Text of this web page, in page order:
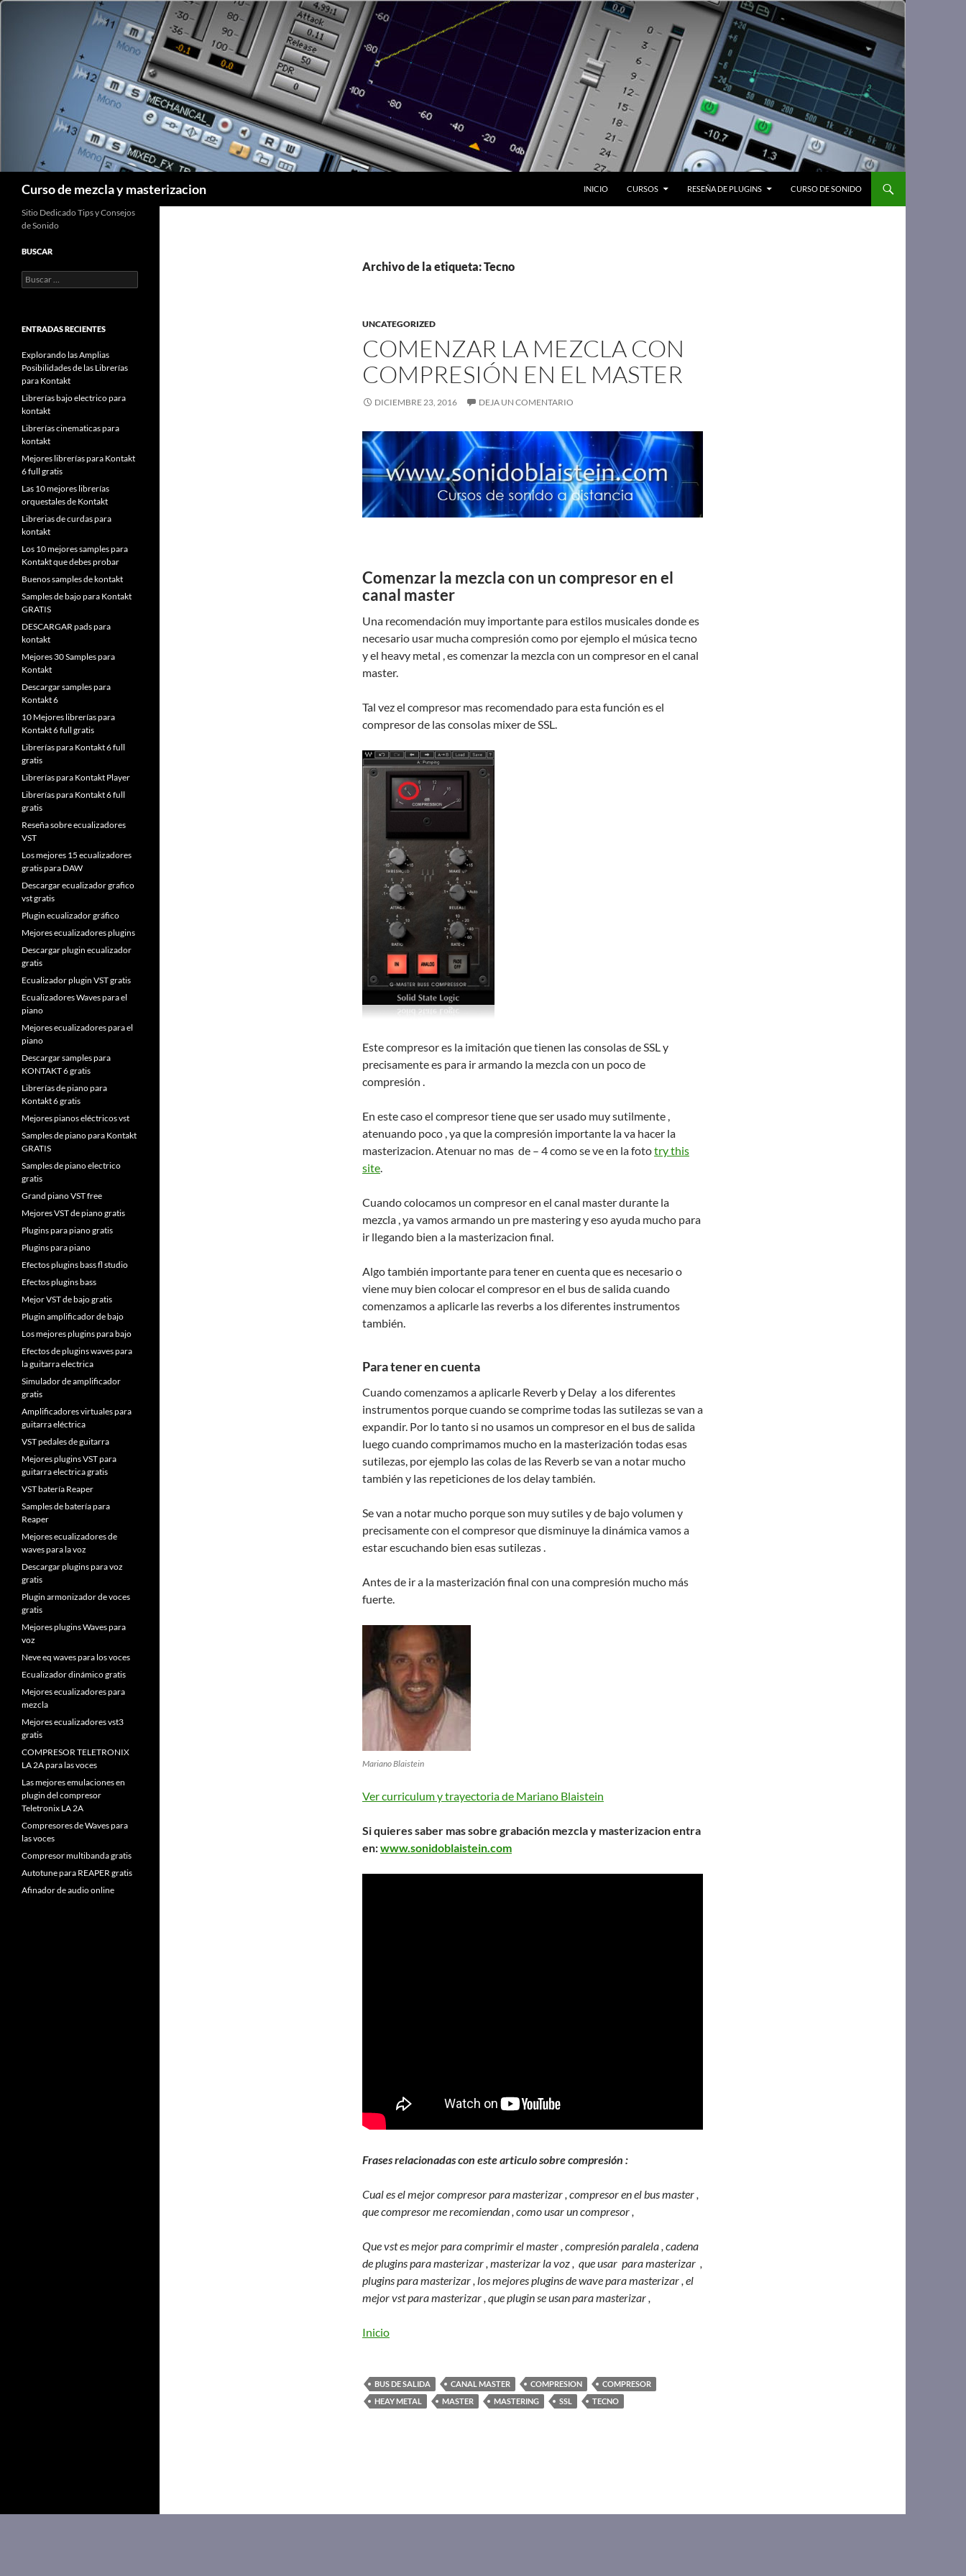
Saltar
Curso de mezcla y masterizacion INICIO CURSOS RESEÑA DE PLUGINS CURSO DE SONIDO
Archivo de la etiqueta: Tecno
UNCATEGORIZED
COMENZAR LA MEZCLA CON
COMPRESIÓN EN EL MASTER
DICIEMBRE 23, 2016 DEJA UN COMENTARIO
Comenzar la mezcla con un compresor en el
canal master
Una recomendación muy importante para estilos musicales donde es
necesario usar mucha compresión como por ejemplo el música tecno
y el heavy metal , es comenzar la mezcla con un compresor en el canal
master.
Tal vez el compresor mas recomendado para esta función es el
compresor de las consolas mixer de SSL.
Este compresor es la imitación que tienen las consolas de SSL y
precisamente es para ir armando la mezcla con un poco de
compresión .
En este caso el compresor tiene que ser usado muy sutilmente ,
atenuando poco , ya que la compresión importante la va hacer la
masterizacion. Atenuar no mas de – 4 como se ve en la fototry this
site.
Cuando colocamos un compresor en el canal master durante la
mezcla , ya vamos armando un pre mastering y eso ayuda mucho para
ir llegando bien a la masterizacion final.
Algo también importante para tener en cuenta que es necesario o
viene muy bien colocar el compresor en el bus de salida cuando
comenzamos a aplicarle las reverbs a los diferentes instrumentos
también.
Para tener en cuenta
Cuando comenzamos a aplicarle Reverb y Delay a los diferentes
instrumentos porque cuando se comprime todas las sutilezas se van a
expandir. Por lo tanto si no usamos un compresor en el bus de salida
luego cuando comprimamos mucho en la masterización todas esas
sutilezas, por ejemplo las colas de las Reverb se van a notar mucho
también y las repeticiones de los delay también.
Se van a notar mucho porque son muy sutiles y de bajo volumen y
precisamente con el compresor que disminuye la dinámica vamos a
estar escuchando bien esas sutilezas .
Antes de ir a la masterización final con una compresión mucho más
fuerte.
Mariano Blaistein
Ver curriculum y trayectoria de Mariano Blaistein
Si quieres saber mas sobre grabación mezcla y masterizacion entra
en:www.sonidoblaistein.com
Frases relacionadas con este articulo sobre compresión :
Cual es el mejor compresor para masterizar , compresor en el bus master ,
que compresor me recomiendan , como usar un compresor ,
Que vst es mejor para comprimir el master , compresión paralela , cadena
de plugins para masterizar , masterizar la voz , que usar para masterizar ,
plugins para masterizar , los mejores plugins de wave para masterizar , el
mejor vst para masterizar , que plugin se usan para masterizar ,
Inicio
BUS DE SALIDA CANAL MASTER COMPRESION
COMPRESOR
HEAY METAL
MASTER MASTERING SSL TECNO
Sitio Dedicado Tips y Consejos
de Sonido
BUSCAR
Buscar:
ENTRADAS RECIENTES
Explorando las Amplias
Posibilidades de las Librerías
para Kontakt
Librerías bajo electrico para
kontakt
Librerías cinematicas para
kontakt
Mejores librerías para Kontakt
6 full gratis
Las 10 mejores librerías
orquestales de Kontakt
Librerias de curdas para
kontakt
Los 10 mejores samples para
Kontakt que debes probar
Buenos samples de kontakt
Samples de bajo para Kontakt
GRATIS
DESCARGAR pads para
kontakt
Mejores 30 Samples para
Kontakt
Descargar samples para
Kontakt 6
10 Mejores librerías para
Kontakt 6 full gratis
Librerías para Kontakt 6 full
gratis
Librerías para Kontakt Player
Librerías para Kontakt 6 full
gratis
Reseña sobre ecualizadores
VST
Los mejores 15 ecualizadores
gratis para DAW
Descargar ecualizador grafico
vst gratis
Plugin ecualizador gráfico
Mejores ecualizadores plugins
Descargar plugin ecualizador
gratis
Ecualizador plugin VST gratis
Ecualizadores Waves para el
piano
Mejores ecualizadores para el
piano
Descargar samples para
KONTAKT 6 gratis
Librerías de piano para
Kontakt 6 gratis
Mejores pianos eléctricos vst
Samples de piano para Kontakt
GRATIS
Samples de piano electrico
gratis
Grand piano VST free
Mejores VST de piano gratis
Plugins para piano gratis
Plugins para piano
Efectos plugins bass fl studio
Efectos plugins bass
Mejor VST de bajo gratis
Plugin amplificador de bajo
Los mejores plugins para bajo
Efectos de plugins waves para
la guitarra electrica
Simulador de amplificador
gratis
Amplificadores virtuales para
guitarra eléctrica
VST pedales de guitarra
Mejores plugins VST para
guitarra electrica gratis
VST batería Reaper
Samples de batería para
Reaper
Mejores ecualizadores de
waves para la voz
Descargar plugins para voz
gratis
Plugin armonizador de voces
gratis
Mejores plugins Waves para
voz
Neve eq waves para los voces
Ecualizador dinámico gratis
Mejores ecualizadores para
mezcla
Mejores ecualizadores vst3
gratis
COMPRESOR TELETRONIX
LA 2A para las voces
Las mejores emulaciones en
plugin del compresor
Teletronix LA 2A
Compresores de Waves para
las voces
Compresor multibanda gratis
Autotune para REAPER gratis
Afinador de audio online